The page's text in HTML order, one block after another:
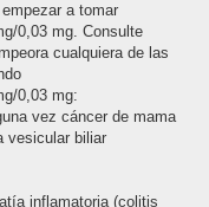
a tomar
0,03 mg. Consulte
cualquiera de las
0,03 mg:
vez cáncer de mama
vesicular biliar
inflamatoria (colitis